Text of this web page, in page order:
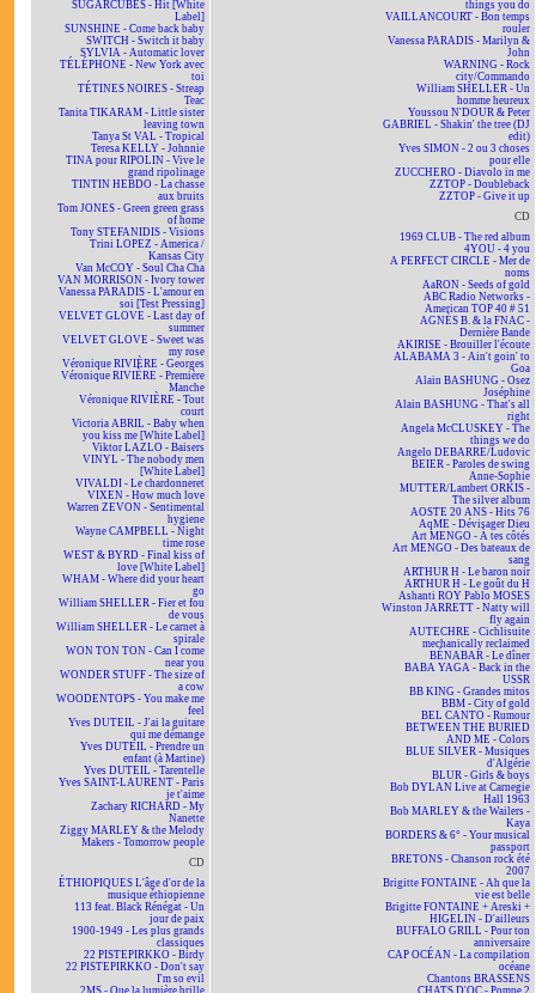
SUGARCUBES - Hit [White
Label]
SUNSHINE - Come back baby
SWITCH - Switch it baby
SYLVIA - Automatic lover
TÉLÉPHONE - New York avec
toi
TÉTINES NOIRES - Streap
Teac
Tanita TIKARAM - Little sister
leaving town
Tanya St VAL - Tropical
Teresa KELLY - Johnnie
TINA pour RIPOLIN - Vive le
grand ripolinage
TINTIN HEBDO - La chasse
aux bruits
Tom JONES - Green green grass
of home
Tony STEFANIDIS - Visions
Trini LOPEZ - America /
Kansas City
Van McCOY - Soul Cha Cha
VAN MORRISON - Ivory tower
Vanessa PARADIS - L'amour en
soi [Test Pressing]
VELVET GLOVE - Last day of
summer
VELVET GLOVE - Sweet was
my rose
Véronique RIVIÈRE - Georges
Véronique RIVIÈRE - Première
Manche
Véronique RIVIÈRE - Tout
court
Victoria ABRIL - Baby when
you kiss me [White Label]
Viktor LAZLO - Baisers
VINYL - The nobody men
[White Label]
VIVALDI - Le chardonneret
VIXEN - How much love
Warren ZEVON - Sentimental
hygiene
Wayne CAMPBELL - Night
time rose
WEST & BYRD - Final kiss of
love [White Label]
WHAM - Where did your heart
go
William SHELLER - Fier et fou
de vous
William SHELLER - Le carnet à
spirale
WON TON TON - Can I come
near you
WONDER STUFF - The size of
a cow
WOODENTOPS - You make me
feel
Yves DUTEIL - J'ai la guitare
qui me démange
Yves DUTEIL - Prendre un
enfant (à Martine)
Yves DUTEIL - Tarentelle
Yves SAINT-LAURENT - Paris
je t'aime
Zachary RICHARD - My
Nanette
Ziggy MARLEY & the Melody
Makers - Tomorrow people
CD
ÉTHIOPIQUES L'âge d'or de la
musique éthiopienne
113 feat. Black Rénégat - Un
jour de paix
1900-1949 - Les plus grands
classiques
22 PISTEPIRKKO - Birdy
22 PISTEPIRKKO - Don't say
I'm so evil
2MS - Que la lumière brille
things you do
VAILLANCOURT - Bon temps
rouler
Vanessa PARADIS - Marilyn &
John
WARNING - Rock
city/Commando
William SHELLER - Un
homme heureux
Youssou N'DOUR & Peter
GABRIEL - Shakin' the tree (DJ
edit)
Yves SIMON - 2 ou 3 choses
pour elle
ZUCCHERO - Diavolo in me
ZZTOP - Doubleback
ZZTOP - Give it up
CD
1969 CLUB - The red album
4YOU - 4 you
A PERFECT CIRCLE - Mer de
noms
AaRON - Seeds of gold
ABC Radio Networks -
American TOP 40 # 51
AGNÈS B. & la FNAC -
Dernière Bande
AKIRISE - Brouiller l'écoute
ALABAMA 3 - Ain't goin' to
Goa
Alain BASHUNG - Osez
Joséphine
Alain BASHUNG - That's all
right
Angela McCLUSKEY - The
things we do
Angelo DEBARRE/Ludovic
BEIER - Paroles de swing
Anne-Sophie
MUTTER/Lambert ORKIS -
The silver album
AOSTE 20 ANS - Hits 76
AqME - Dévisager Dieu
Art MENGO - À tes côtés
Art MENGO - Des bateaux de
sang
ARTHUR H - Le baron noir
ARTHUR H - Le goût du H
Ashanti ROY Pablo MOSES
Winston JARRETT - Natty will
fly again
AUTECHRE - Cichlisuite
mechanically reclaimed
BÉNABAR - Le dîner
BABA YAGA - Back in the
USSR
BB KING - Grandes mitos
BBM - City of gold
BEL CANTO - Rumour
BETWEEN THE BURIED
AND ME - Colors
BLUE SILVER - Musiques
d'Algérie
BLUR - Girls & boys
Bob DYLAN Live at Carnegie
Hall 1963
Bob MARLEY & the Wailers -
Kaya
BORDERS & 6° - Your musical
passport
BRETONS - Chanson rock été
2007
Brigitte FONTAINE - Ah que la
vie est belle
Brigitte FONTAINE + Areski +
HIGELIN - D'ailleurs
BUFFALO GRILL - Pour ton
anniversaire
CAP OCÉAN - La compilation
océane
Chantons BRASSENS
CHATS D'OC - Pompe 2